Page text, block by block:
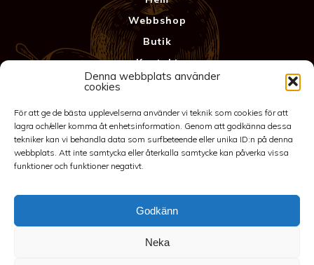
Denna webbplats använder
cookies
För att ge de bästa upplevelserna använder vi teknik som cookies för att
lagra och/eller komma åt enhetsinformation. Genom att godkänna dessa
tekniker kan vi behandla data som surfbeteende eller unika ID:n på denna
webbplats. Att inte samtycka eller återkalla samtycke kan påverka vissa
funktioner och funktioner negativt.
Godkänn
Neka
Webbshop
Butik
Kontakt
Anläggning
Integritetspolicy